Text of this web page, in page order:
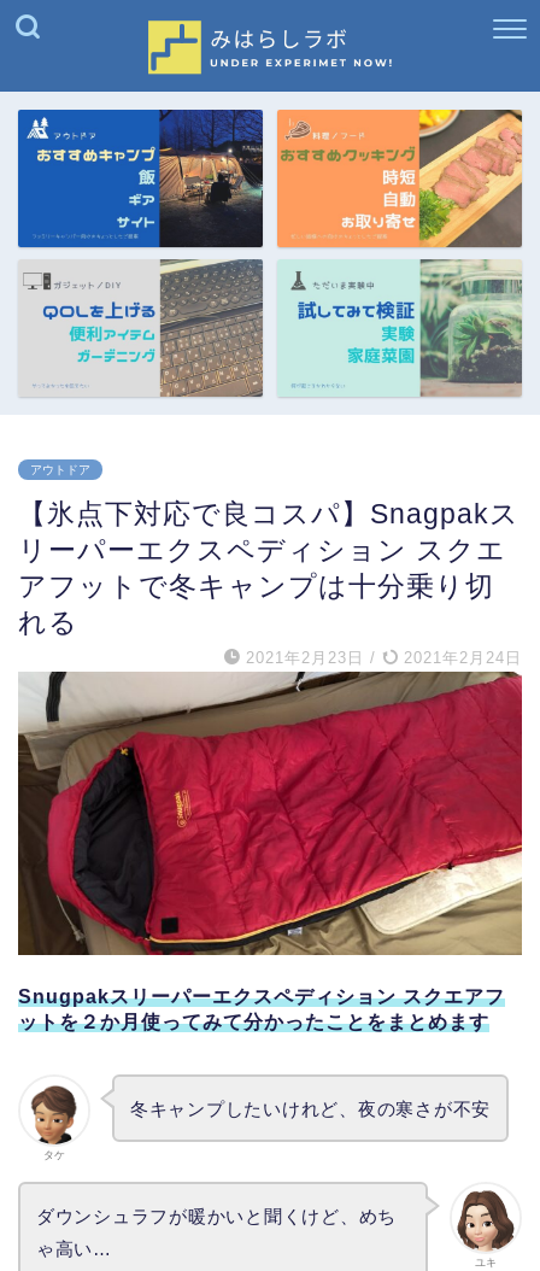
アウトドア
【氷点下対応で良コスパ】Snagpakス
リーパーエクスペディション スクエ
アフットで冬キャンプは十分乗り切
れる
2021年2月23日 / 2021年2月24日
Snugpakスリーパーエクスペディション スクエアフ
ットを２か月使ってみて分かったことをまとめます
タケ
冬キャンプしたいけれど、夜の寒さが不安
ユキ
ダウンシュラフが暖かいと聞くけど、めち
ゃ高い…